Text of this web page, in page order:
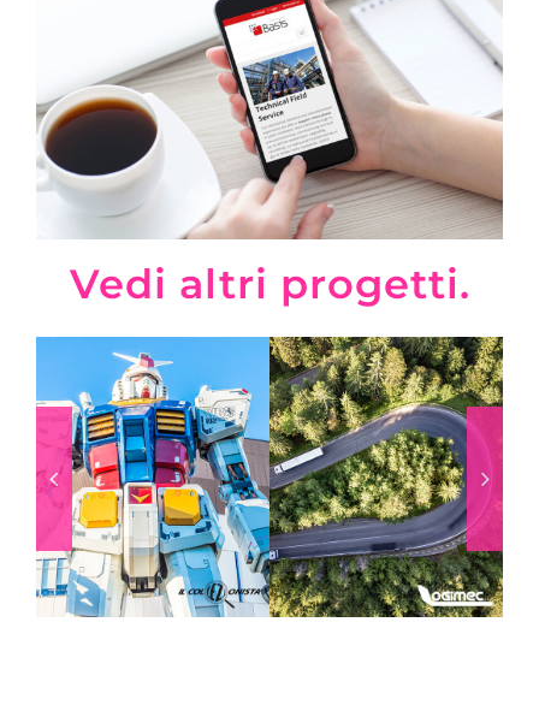
Vedi altri progetti.